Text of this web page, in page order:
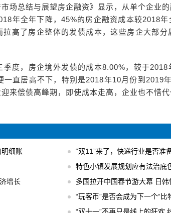
场总结与展望房企融资》显示，从单个企业
年全年下降，45%的房企融资成本较2018
高了房企整体的发债成本，这些房企大部分
度，房企境外发债的成本8.00%，较于
一直居高不下，特别是2018年10月份到2019
来偿债高峰期，即使成本走高，企业也不惜代
细账
“双11”来了，快递行业是否准
特色小镇发展规划应有法治底
增长
多国拉开中国春节游大幕 日
“玩客币”是否会成为下一个“比